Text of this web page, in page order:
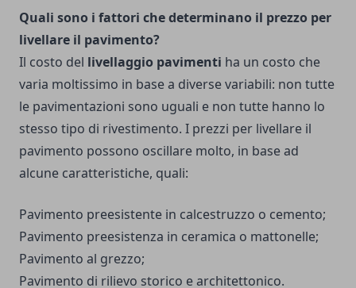
Quali sono i fattori che determinano il prezzo per
livellare il pavimento?
Il costo del livellaggio pavimenti ha un costo che
varia moltissimo in base a diverse variabili: non tutte
le pavimentazioni sono uguali e non tutte hanno lo
stesso tipo di rivestimento. I prezzi per livellare il
pavimento possono oscillare molto, in base ad
alcune caratteristiche, quali:
Pavimento preesistente in calcestruzzo o cemento;
Pavimento preesistenza in ceramica o mattonelle;
Pavimento al grezzo;
Pavimento di rilievo storico e architettonico.